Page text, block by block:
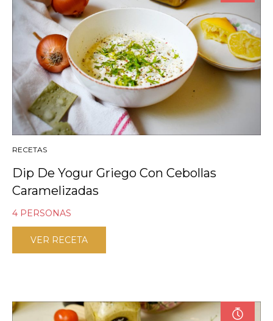
RECETAS
Dip De Yogur Griego Con Cebollas
Caramelizadas
4 PERSONAS
VER RECETA